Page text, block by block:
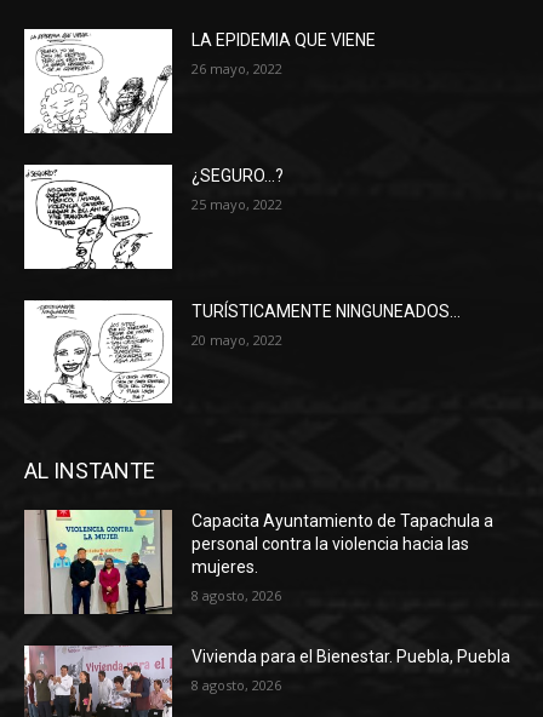
LA EPIDEMIA QUE VIENE
26 mayo, 2022
¿SEGURO…?
25 mayo, 2022
TURÍSTICAMENTE NINGUNEADOS…
20 mayo, 2022
AL INSTANTE
Capacita Ayuntamiento de Tapachula a
personal contra la violencia hacia las
mujeres.
8 agosto, 2026
Vivienda para el Bienestar. Puebla, Puebla
8 agosto, 2026